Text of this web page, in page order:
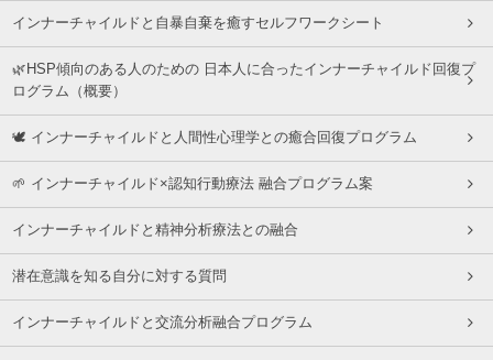
インナーチャイルドと自暴自棄を癒すセルフワークシート
🌿HSP傾向のある人のための 日本人に合ったインナーチャイルド回復プ
ログラム（概要）
🕊 インナーチャイルドと人間性心理学との癒合回復プログラム
🌱 インナーチャイルド×認知行動療法 融合プログラム案
インナーチャイルドと精神分析療法との融合
潜在意識を知る自分に対する質問
インナーチャイルドと交流分析融合プログラム